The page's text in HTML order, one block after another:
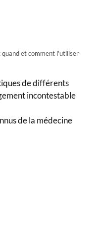
et comment l'utiliser
de différents
incontestable
de la médecine